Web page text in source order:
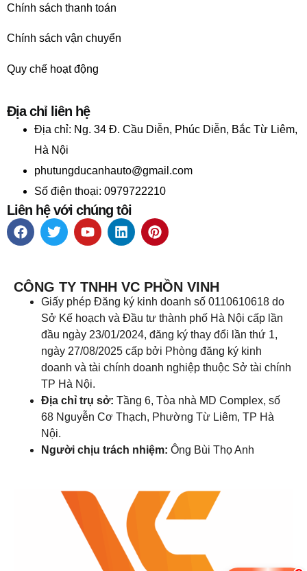
Chính sách thanh toán
Chính sách vận chuyển
Quy chế hoạt động
Địa chỉ liên hệ
Địa chỉ: Ng. 34 Đ. Cầu Diễn, Phúc Diễn, Bắc Từ Liêm,
Hà Nội
phutungducanhauto@gmail.com
Số điện thoại: 0979722210
Liên hệ với chúng tôi
CÔNG TY TNHH VC PHỒN VINH
Giấy phép Đăng ký kinh doanh số 0110610618 do
Sở Kế hoạch và Đầu tư thành phố Hà Nội cấp lần
đầu ngày 23/01/2024, đăng ký thay đổi lần thứ 1,
ngày 27/08/2025 cấp bởi Phòng đăng ký kinh
doanh và tài chính doanh nghiệp thuộc Sở tài chính
TP Hà Nội.
Địa chỉ trụ sở: Tầng 6, Tòa nhà MD Complex, số
68 Nguyễn Cơ Thạch, Phường Từ Liêm, TP Hà
Nội.
Người chịu trách nhiệm: Ông Bùi Thọ Anh